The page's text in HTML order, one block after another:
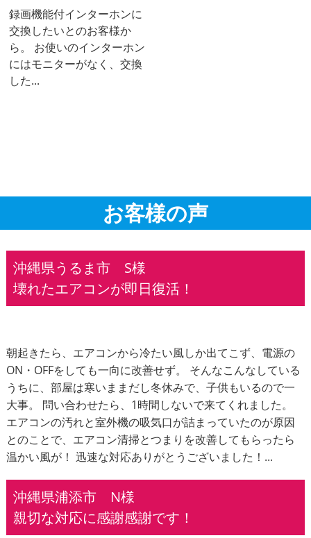
録画機能付インターホンに
交換したいとのお客様か
ら。 お使いのインターホン
にはモニターがなく、交換
した...
お客様の声
沖縄県うるま市 S様
壊れたエアコンが即日復活！
朝起きたら、エアコンから冷たい風しか出てこず、電源の
ON・OFFをしても一向に改善せず。 そんなこんなしている
うちに、部屋は寒いままだし冬休みで、子供もいるので一
大事。 問い合わせたら、1時間しないで来てくれました。
エアコンの汚れと室外機の吸気口が詰まっていたのが原因
とのことで、エアコン清掃とつまりを改善してもらったら
温かい風が！ 迅速な対応ありがとうございました！...
沖縄県浦添市 N様
親切な対応に感謝感謝です！